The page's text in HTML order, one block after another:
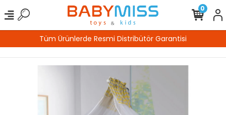
%100 Güvenli Alışveriş
0